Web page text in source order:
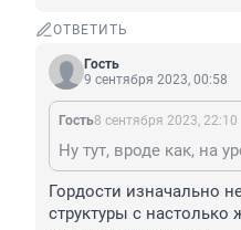
ОТВЕТИТЬ
Гость
9 сентября 2023, 00:58
Гость8 сентября 2023, 22:10
Гордости изначально
структуры с настолько